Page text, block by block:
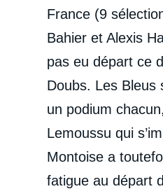
France (9
Bahier et Alexis
pas eu départ ce
Doubs. Les Bleus
un podium
Lemoussu qui
Montoise a
fatigue au départ